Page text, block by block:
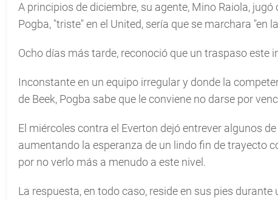
A principios de diciembre, su agente, Mino Raiola,
Pogba, "triste" en el United, sería que se marchara "en
Ocho días más tarde, reconoció que un traspaso este
Inconstante en un equipo irregular y donde la
de Beek, Pogba sabe que le conviene no darse por
El miércoles contra el Everton dejó entrever algunos
aumentando la esperanza de un lindo fin de trayecto
por no verlo más a menudo a este nivel.
La respuesta, en todo caso, reside en sus pies